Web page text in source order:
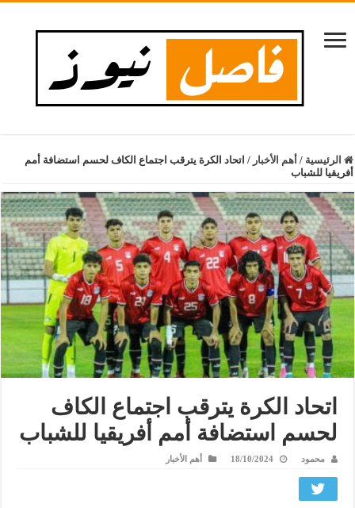
الرئيسية / أهم الأخبار / اتحاد الكرة يترقب اجتماع الكاف لحسم استضافة أمم
أفريقيا للشباب
اتحاد الكرة يترقب اجتماع الكاف
لحسم استضافة أمم أفريقيا للشباب
محمود 18/10/2024 أهم الأخبار